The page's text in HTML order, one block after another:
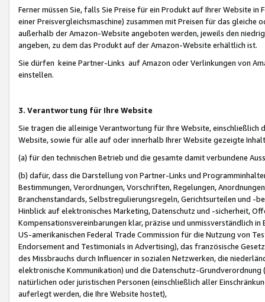
Ferner müssen Sie, falls Sie Preise für ein Produkt auf Ihrer Website
einer Preisvergleichsmaschine) zusammen mit Preisen für das
außerhalb der Amazon-Website angeboten werden, jeweils den
angeben, zu dem das Produkt auf der Amazon-Website erhältlich ist.
Sie dürfen keine Partner-Links auf Amazon oder Verlinkungen von
einstellen.
3. Verantwortung für Ihre Website
Sie tragen die alleinige Verantwortung für Ihre Website,
Website, sowie für alle auf oder innerhalb Ihrer Website gezeigte
(a) für den technischen Betrieb und die gesamte damit verbundene
(b) dafür, dass die Darstellung von Partner-Links und
Bestimmungen, Verordnungen, Vorschriften, Regelungen,
Branchenstandards, Selbstregulierungsregeln, Gerichtsurteilen und -
Hinblick auf elektronisches Marketing, Datenschutz und -sicherheit,
Kompensationsvereinbarungen klar, präzise und unmissverständlich
US-amerikanischen Federal Trade Commission für die Nutzung von
Endorsement and Testimonials in Advertising), das französische
des Missbrauchs durch Influencer in sozialen Netzwerken, die
elektronische Kommunikation) und die Datenschutz-
natürlichen oder juristischen Personen (einschließlich aller
auferlegt werden, die Ihre Website hostet),